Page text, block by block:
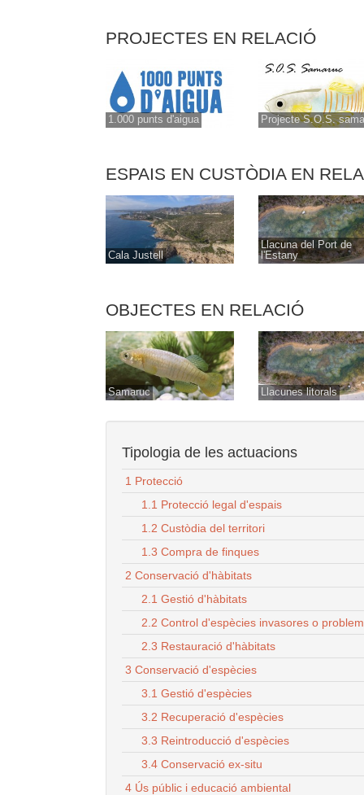
PROJECTES EN RELACIÓ
1.000 punts d'aigua Projecte S.O.S.
ESPAIS EN CUSTÒDIA EN
Cala Justell
Llacuna del Port de
l'Estany
OBJECTES EN RELACIÓ
Samaruc Llacunes litorals
Tipologia de les actuacions
1 Protecció
1.1 Protecció legal d'espais
1.2 Custòdia del territori
1.3 Compra de finques
2 Conservació d'hàbitats
2.1 Gestió d'hàbitats
2.2 Control d'espècies invasores o
2.3 Restauració d'hàbitats
3 Conservació d'espècies
3.1 Gestió d'espècies
3.2 Recuperació d'espècies
3.3 Reintroducció d'espècies
3.4 Conservació ex-situ
4 Ús públic i educació ambiental